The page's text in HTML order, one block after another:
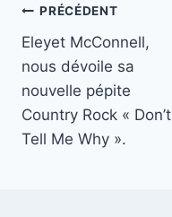
Navigation
de
l’article
PRÉCÉDENT
Eleyet McConnell,
nous dévoile sa
nouvelle pépite
Country Rock « Don’t
Tell Me Why ».